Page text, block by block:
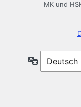
MK und
Sprache